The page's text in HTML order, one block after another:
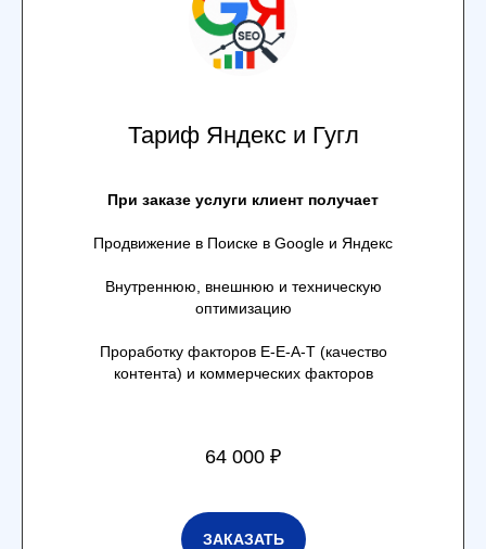
Тариф Яндекс и Гугл
При заказе услуги клиент получает
Продвижение в Поиске в Google и Яндекс
Внутреннюю, внешнюю и техническую
оптимизацию
Проработку факторов E-E-A-T (качество
контента) и коммерческих факторов
64 000 ₽
ЗАКАЗАТЬ